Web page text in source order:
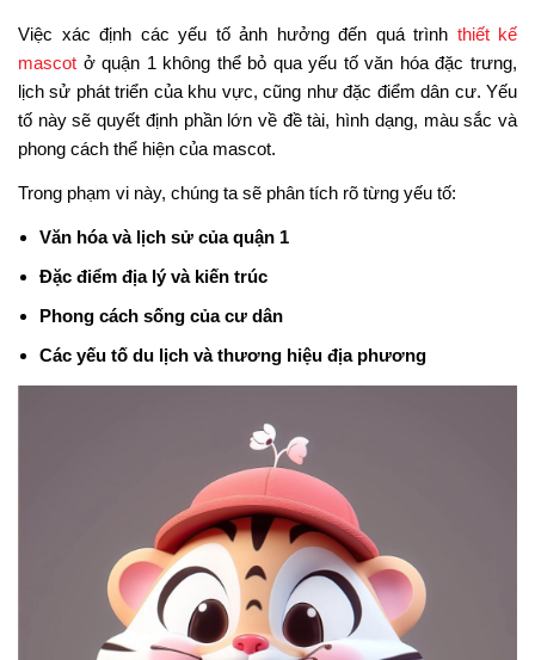
Việc xác định các yếu tố ảnh hưởng đến quá trình thiết kế
mascot ở quận 1 không thể bỏ qua yếu tố văn hóa đặc trưng,
lịch sử phát triển của khu vực, cũng như đặc điểm dân cư. Yếu
tố này sẽ quyết định phần lớn về đề tài, hình dạng, màu sắc và
phong cách thể hiện của mascot.
Trong phạm vi này, chúng ta sẽ phân tích rõ từng yếu tố:
Văn hóa và lịch sử của quận 1
Đặc điểm địa lý và kiến trúc
Phong cách sống của cư dân
Các yếu tố du lịch và thương hiệu địa phương